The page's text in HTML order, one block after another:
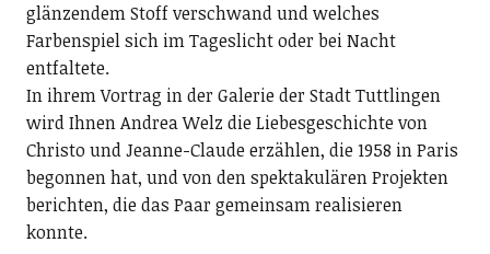
glänzendem Stoff verschwand und welches
Farbenspiel sich im Tageslicht oder bei Nacht
entfaltete.
In ihrem Vortrag in der Galerie der Stadt Tuttlingen
wird Ihnen Andrea Welz die Liebesgeschichte von
Christo und Jeanne-Claude erzählen, die 1958 in Paris
begonnen hat, und von den spektakulären Projekten
berichten, die das Paar gemeinsam realisieren
konnte.